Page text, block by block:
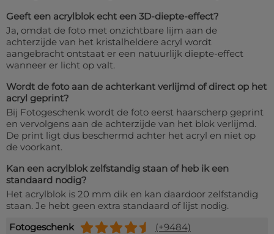
Geeft een acrylblok echt een 3D-diepte-effect?
Ja, omdat de foto met onzichtbare lijm aan de
achterzijde van het kristalheldere acryl wordt
aangebracht ontstaat er een natuurlijk diepte-effect
wanneer er licht op valt.
Wordt de foto aan de achterkant verlijmd of direct op het
acryl geprint?
Bij Fotogeschenk wordt de foto eerst haarscherp geprint
en vervolgens aan de achterzijde van het blok verlijmd.
De print ligt dus beschermd achter het acryl en niet op
de voorkant.
Kan een acrylblok zelfstandig staan of heb ik een
standaard nodig?
Het acrylblok is 20 mm dik en kan daardoor zelfstandig
staan. Je hebt geen extra standaard of lijst nodig.
Fotogeschenk
(+9484)